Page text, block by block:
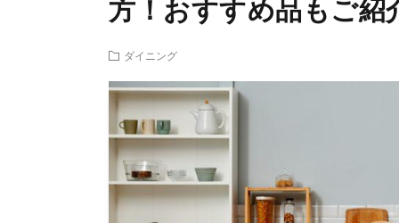
方！おすすめ品もご紹
ダイニング